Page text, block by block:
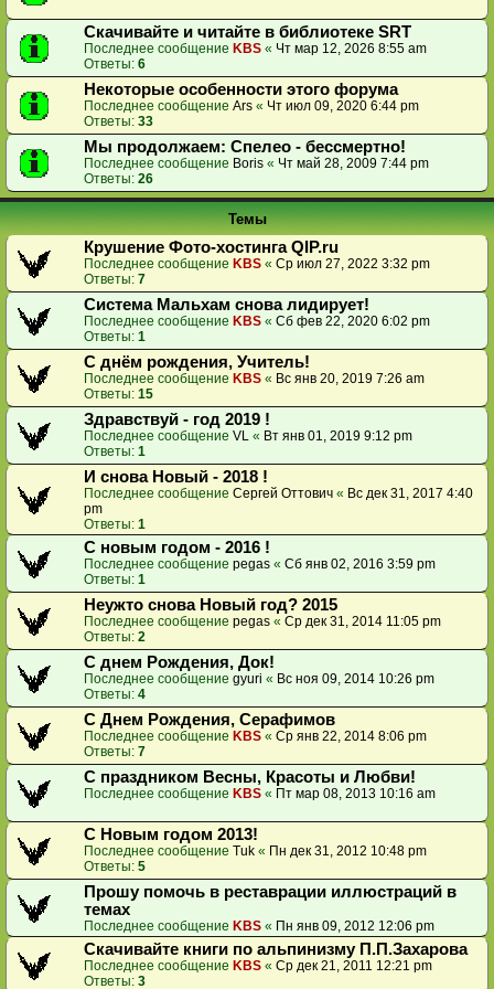
Скачивайте и читайте в библиотеке SRT
Последнее сообщение KBS « Чт мар 12, 2026 8:55 am
Ответы: 6
Некоторые особенности этого форума
Последнее сообщение Ars « Чт июл 09, 2020 6:44 pm
Ответы: 33
Мы продолжаем: Спелео - бессмертно!
Последнее сообщение Boris « Чт май 28, 2009 7:44 pm
Ответы: 26
Темы
Крушение Фото-хостинга QIP.ru
Последнее сообщение KBS « Ср июл 27, 2022 3:32 pm
Ответы: 7
Система Мальхам снова лидирует!
Последнее сообщение KBS « Сб фев 22, 2020 6:02 pm
Ответы: 1
С днём рождения, Учитель!
Последнее сообщение KBS « Вс янв 20, 2019 7:26 am
Ответы: 15
Здравствуй - год 2019 !
Последнее сообщение VL « Вт янв 01, 2019 9:12 pm
Ответы: 1
И снова Новый - 2018 !
Последнее сообщение Сергей Оттович « Вс дек 31, 2017 4:40
pm
Ответы: 1
C новым годом - 2016 !
Последнее сообщение pegas « Сб янв 02, 2016 3:59 pm
Ответы: 1
Неужто снова Новый год? 2015
Последнее сообщение pegas « Ср дек 31, 2014 11:05 pm
Ответы: 2
C днем Рождения, Док!
Последнее сообщение gyuri « Вс ноя 09, 2014 10:26 pm
Ответы: 4
С Днем Рождения, Серафимов
Последнее сообщение KBS « Ср янв 22, 2014 8:06 pm
Ответы: 7
С праздником Весны, Красоты и Любви!
Последнее сообщение KBS « Пт мар 08, 2013 10:16 am
С Новым годом 2013!
Последнее сообщение Tuk « Пн дек 31, 2012 10:48 pm
Ответы: 5
Прошу помочь в реставрации иллюстраций в
темах
Последнее сообщение KBS « Пн янв 09, 2012 12:06 pm
Скачивайте книги по альпинизму П.П.Захарова
Последнее сообщение KBS « Ср дек 21, 2011 12:21 pm
Ответы: 3